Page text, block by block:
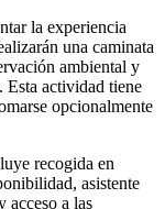
la experiencia
una caminata
ambiental y
Esta actividad tiene
opcionalmente
recogida en
asistente
acceso a las